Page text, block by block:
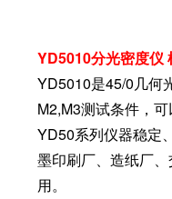
YD5010分光密度仪
YD5010是45/0几何
M2,M3测试条件，
YD50系列仪器稳定
墨印刷厂、造纸厂
用。